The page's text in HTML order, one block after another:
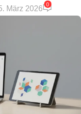
März 2026
0